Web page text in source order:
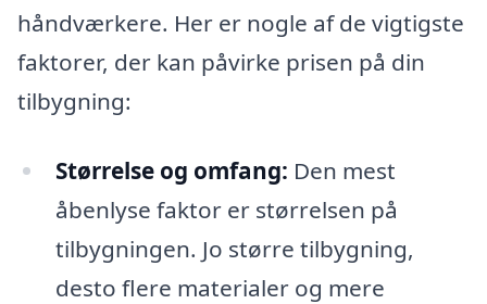
håndværkere. Her er nogle af de vigtigste
faktorer, der kan påvirke prisen på din
tilbygning:
Størrelse og omfang: Den mest
åbenlyse faktor er størrelsen på
tilbygningen. Jo større tilbygning,
desto flere materialer og mere